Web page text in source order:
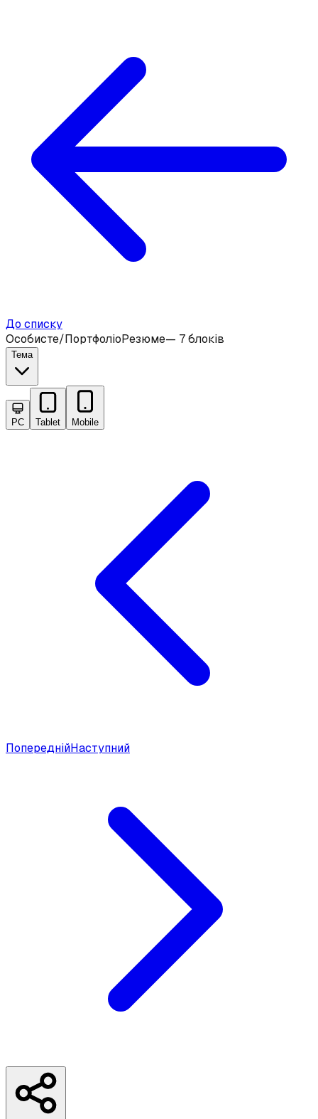
До списку
Особисте/ПортфоліоРезюме— 7 блоків
Тема
PC Tablet Mobile
ПопереднійНаступний